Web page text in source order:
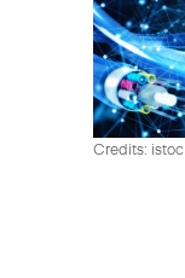
Credits: